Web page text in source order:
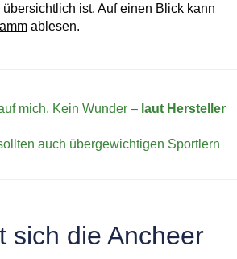
ist. Auf einen Blick kann
ablesen.
mich. Kein Wunder – laut Hersteller
auch übergewichtigen Sportlern
sich die Ancheer